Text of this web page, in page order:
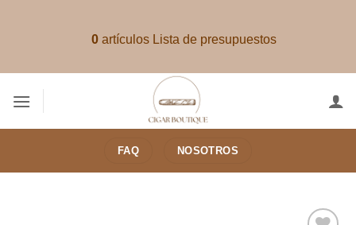
0artículos Lista de presupuestos
FAQ NOSOTROS